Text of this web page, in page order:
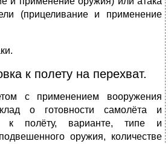
(прицеливание и применение
к полету на перехват.
с применением вооружения
о готовности самолёта и
к полёту, варианте, типе и
оружия, количестве